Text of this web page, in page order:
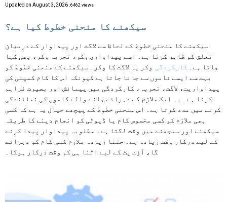
Updated on August 3, 2026 , 6462 views
سیکھنے کا منحنی خطوط کیا ہے؟
سیکھنے کا منحنی خطوط کے لحاظ سے لاگت اور پیداوار کے درمیان
تعلق کو ظاہر کرتا ہے۔ اسے پیداواری وکر، تجربہ وکر، بھی کہا
جاتا ہے۔
کارکردگی وکر یا لاگت کا وکر۔ سیکھنے کے منحنی خطوط کو
بہت سے ایسے ناموں سے جانا جاتا ہے کیونکہ اس کا کام کمپنی کی
پیداواریت، لاگت، تجربہ، کارکردگی میں پیمائش اور بصیرت فراہم
کرنا ہے۔ یہ ایک ملازم کے دہرائے جانے والے کاموں کی نمائندگی
کرنے میں مدد کرتا ہے۔ اس منحنی خطوط کے پیچھے خیال یہ ہے کہ کسی
بھی ملازم کو کسی مخصوص کام یا ڈیوٹی کو انجام دینے کا طریقہ
سیکھنے اور سمجھنے میں وقت لگتا ہے۔ مطلوبہ پیداوار پیدا کرنے
کے لیے درکار وقت زیادہ ہے۔ جتنا زیادہ ملازم کسی کام کو دہرائے
گا، آؤٹ پٹ کے لیے اتنا ہی کم وقت درکار ہوگا۔